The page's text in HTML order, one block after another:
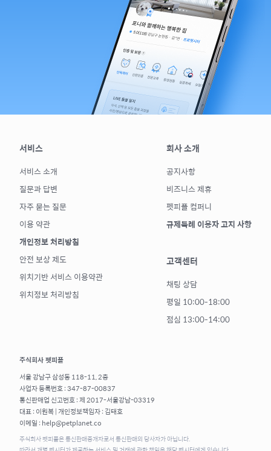
서비스
서비스 소개
질문과 답변
자주 묻는 질문
이용 약관
개인정보 처리방침
안전 보상 제도
위치기반 서비스 이용약관
위치정보 처리방침
회사 소개
공지사항
비즈니스 제휴
펫피플 컴퍼니
규제특례 이용자 고지 사항
고객센터
채팅 상담
평일 10:00-18:00
점심 13:00-14:00
주식회사 펫피플
서울 강남구 삼성동 118-11, 2층
사업자 등록번호 : 347-87-00837
통신판매업 신고번호 : 제 2017-서울강남-03319
대표 : 이원복 | 개인정보책임자 : 김태호
이메일 : help@petplanet.co
주식회사 펫피플은 통신판매중개자로서 통신판매의 당사자가 아닙니다.